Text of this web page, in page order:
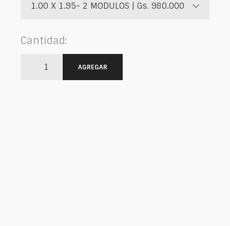
1.00 X 1.95- 2 MODULOS | Gs. 980.000
Cantidad:
AGREGAR